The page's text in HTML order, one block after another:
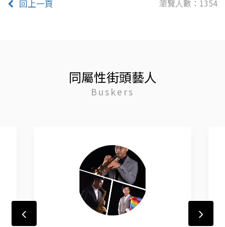
回上一頁 瀏覽人數：1354
同屬性街頭藝人
Buskers